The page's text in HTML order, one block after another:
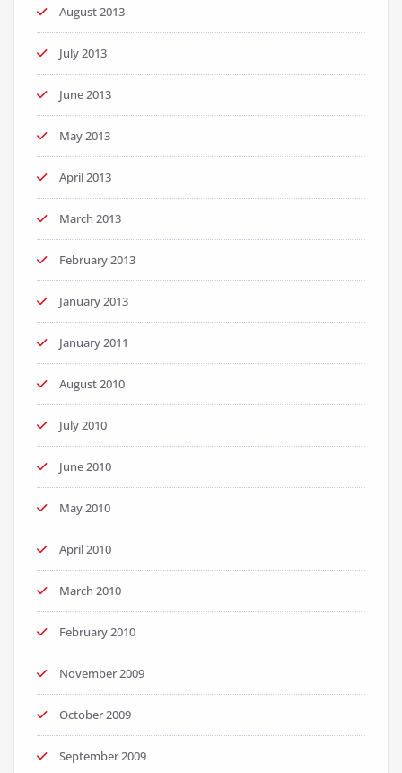
August 2013
July 2013
June 2013
May 2013
April 2013
March 2013
February 2013
January 2013
January 2011
August 2010
July 2010
June 2010
May 2010
April 2010
March 2010
February 2010
November 2009
October 2009
September 2009